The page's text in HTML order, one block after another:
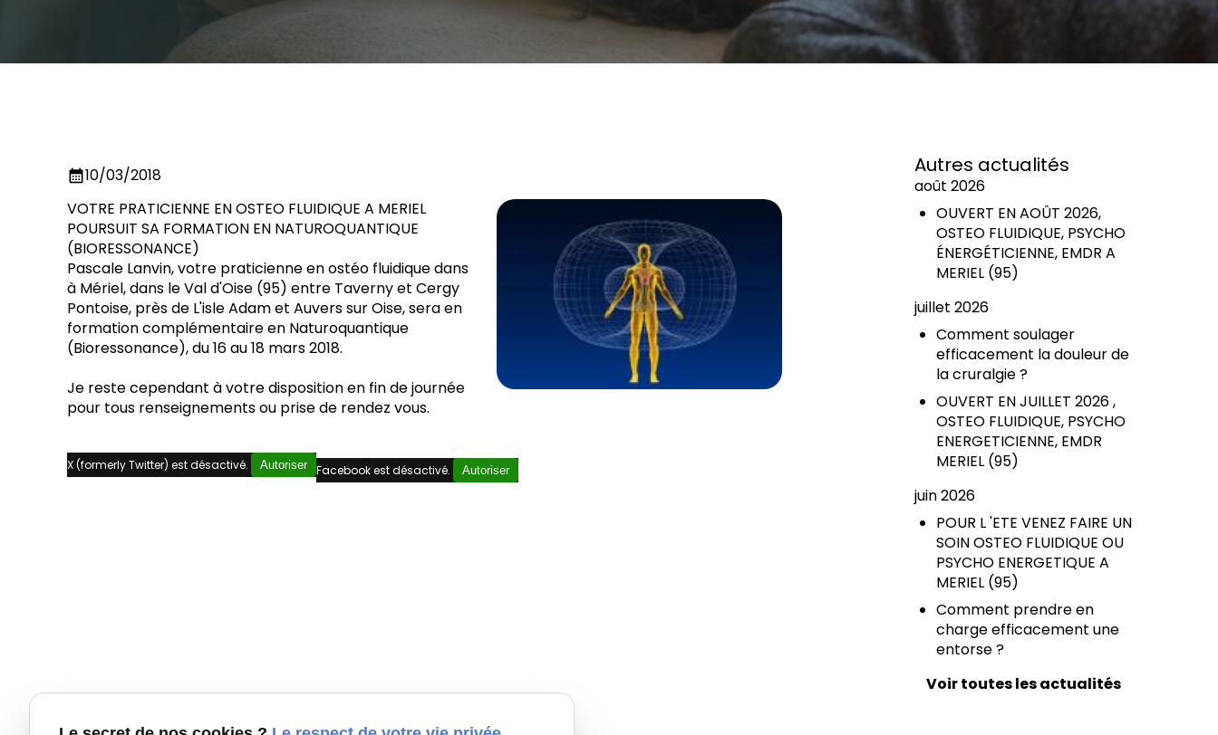
calendar_month10/03/2018
VOTRE PRATICIENNE EN OSTEO FLUIDIQUE A MERIEL
POURSUIT SA FORMATION EN NATUROQUANTIQUE
(BIORESSONANCE)
Pascale Lanvin, votre praticienne en ostéo fluidique dans
à Mériel, dans le Val d'Oise (95) entre Taverny et Cergy
Pontoise, près de L'isle Adam et Auvers sur Oise, sera en
formation complémentaire en Naturoquantique
(Bioressonance), du 16 au 18 mars 2018.
Je reste cependant à votre disposition en fin de journée
pour tous renseignements ou prise de rendez vous.
X (formerly Twitter) est désactivé. Autoriser Facebook est désactivé. Autoriser
Autres actualités
août 2026
OUVERT EN AOÛT 2026,
OSTEO FLUIDIQUE, PSYCHO
ÉNERGÉTICIENNE, EMDR A
MERIEL (95)
juillet 2026
Comment soulager
efficacement la douleur de
la cruralgie ?
OUVERT EN JUILLET 2026 ,
OSTEO FLUIDIQUE, PSYCHO
ENERGETICIENNE, EMDR
MERIEL (95)
juin 2026
POUR L 'ETE VENEZ FAIRE UN
SOIN OSTEO FLUIDIQUE OU
PSYCHO ENERGETIQUE A
MERIEL (95)
Comment prendre en
charge efficacement une
entorse ?
Voir toutes les actualités